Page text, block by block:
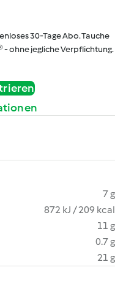
30-Tage Abo. Tauche
- ohne jegliche Verpflichtung.
7 g
872 kJ / 209 kcal
11 g
0.7 g
21 g